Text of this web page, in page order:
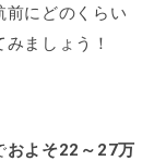
前にどのくらい
ましょう！
およそ22～27万